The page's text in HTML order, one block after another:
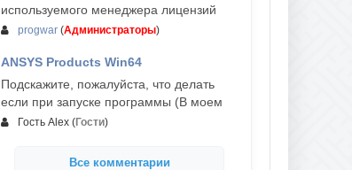
используемого менеджера лицензий
progwar (Администраторы)
ANSYS Products Win64
Подскажите, пожалуйста, что делать
если при запуске программы (В моем
Гость Alex (Гости)
Все комментарии